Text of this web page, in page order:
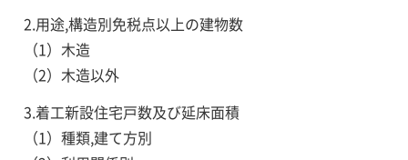
2.用途,構造別免税点以上の建物数
（1）木造
（2）木造以外
3.着工新設住宅戸数及び延床面積
（1）種類,建て方別